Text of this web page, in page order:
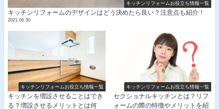
キッチンリフォームお役立ち情報一覧
キッチンリフォームのデザインはどう決めたら良い？注意点も紹介！
2021.06.30
キッチンリフォームお役立ち情報一覧
キッチンを増設させることはでき
る？増設させるメリットとは何
キッチンリフォームお役立ち情報一覧
セクショナルキッチンとは？リフ
ォームの際の特徴やメリットを紹